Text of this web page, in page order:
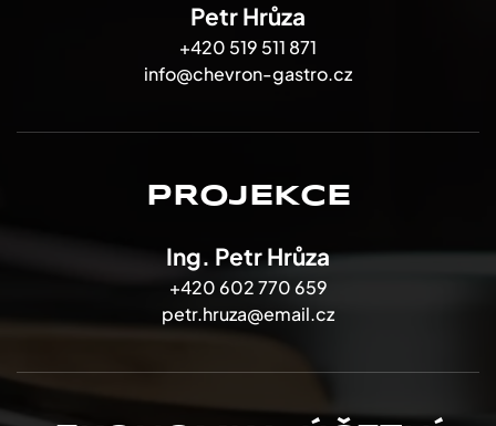
Petr Hrůza
+420 519 511 871
info@chevron-gastro.cz
PROJEKCE
Ing. Petr Hrůza
+420 602 770 659
petr.hruza@email.cz